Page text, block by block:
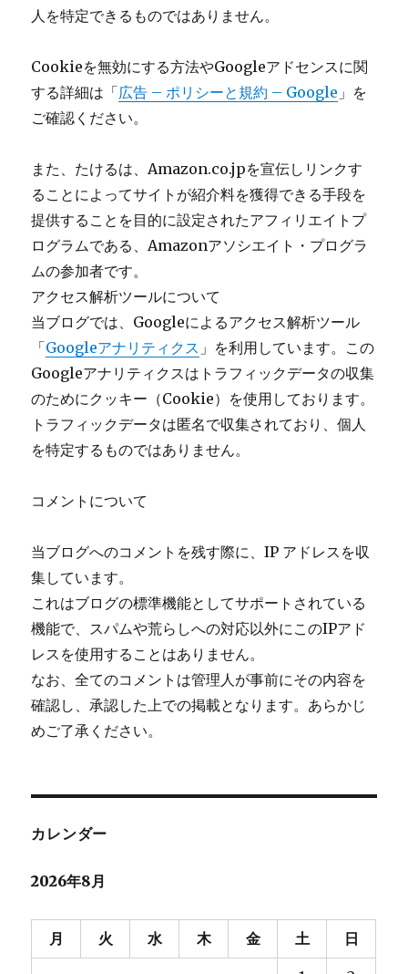
人を特定できるものではありません。
Cookieを無効にする方法やGoogleアドセンスに関
する詳細は「広告 – ポリシーと規約 – Google 」を
ご確認ください。
また、たけるは、Amazon.co.jpを宣伝しリンクす
ることによってサイトが紹介料を獲得できる手段を
提供することを目的に設定されたアフィリエイトプ
ログラムである、Amazonアソシエイト・プログラ
ムの参加者です。
アクセス解析ツールについて
当ブログでは、Googleによるアクセス解析ツール
「Googleアナリティクス 」を利用しています。この
Googleアナリティクスはトラフィックデータの収集
のためにクッキー（Cookie）を使用しております。
トラフィックデータは匿名で収集されており、個人
を特定するものではありません。
コメントについて
当ブログへのコメントを残す際に、IP アドレスを収
集しています。
これはブログの標準機能としてサポートされている
機能で、スパムや荒らしへの対応以外にこのIPアド
レスを使用することはありません。
なお、全てのコメントは管理人が事前にその内容を
確認し、承認した上での掲載となります。あらかじ
めご了承ください。
カレンダー
2026年8月
月 火 水 木 金 土 日